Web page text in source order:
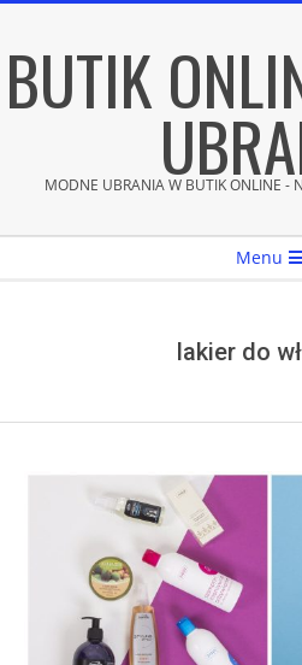
content
BUTIK
MODNE UBRANIA W BUTIK ONLINE -
Menu
lakier do